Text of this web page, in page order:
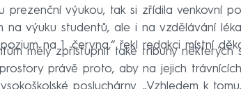
prezenční výukou, tak si zřídila venkovní
na výuku studentů, ale i na vzdělávání
na 1. června,“ řekl redakci místní
měly zpřístupnit také tribuny některých
právě proto, aby na jejich
posluchárny. „Vzhledem k